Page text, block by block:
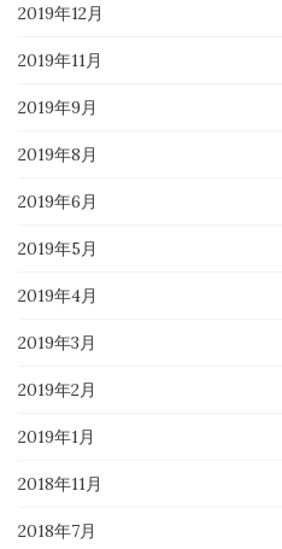
2019年12月
2019年11月
2019年9月
2019年8月
2019年6月
2019年5月
2019年4月
2019年3月
2019年2月
2019年1月
2018年11月
2018年7月